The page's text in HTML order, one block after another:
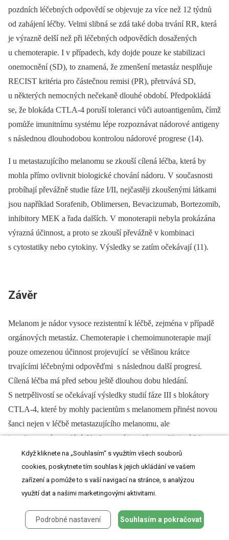
pozdních léčebných odpovědí se objevuje za více než 12 týdnů
od zahájení léčby. Velmi slibná se zdá také doba trvání RR, která
je výrazně delší než při léčebných odpovědích dosažených
u chemoterapie. I v případech, kdy dojde pouze ke stabilizaci
onemocnění (SD), to znamená, že zmenšení metastáz nesplňuje
RECIST kritéria pro částečnou remisi (PR), přetrvává SD,
u některých nemocných nečekaně dlouhé období. Předpokládá
se, že blokáda CTLA-4 poruší toleranci vůči autoantigenům, čímž
pomůže imunitnímu systému lépe rozpoznávat nádorové antigeny
s následnou dlouhodobou kontrolou nádorové progrese (14).
I u metastazujícího melanomu se zkouší cílená léčba, která by
mohla přímo ovlivnit biologické chování nádoru. V současnosti
probíhají převážně studie fáze I/II, nejčastěji zkoušenými látkami
jsou například Sorafenib, Oblimersen, Bevacizumab, Bortezomib,
inhibitory MEK a řada dalších. V monoterapii nebyla prokázána
výrazná účinnost, a proto se zkouší převážně v kombinaci
s cytostatiky nebo cytokiny. Výsledky se zatím očekávají (11).
Závěr
Melanom je nádor vysoce rezistentní k léčbě, zejména v případě
orgánových metastáz. Chemoterapie i chemoimunoterapie mají
pouze omezenou účinnost projevující se většinou krátce
trvajícími léčebnými odpověďmi s následnou další progresí.
Cílená léčba má před sebou ještě dlouhou dobu hledání.
S netrpělivostí se očekávají výsledky studií fáze III s blokátory
CTLA-4, které by mohly pacientům s melanomem přinést novou
šanci nejen v léčbě metastazujícího melanomu, ale
i v adjuvantním podání. Nezbytností je nalézt prediktivní faktory
určující nemocné s vysoce rizikovým melanomem, kteří by mohli
profitovat z adjuvantní léčby IFN alfa a dalšími novými látkami.
Dokud toho nedosáhneme, zůstává stále nejúčinnější léčbou
melanomu včasná diagnóza a včasné chirurgické odstranění.
MUDr. Ivana Krajsová, MBA
Když kliknete na „Souhlasím“ s využitím všech souborů
cookies, poskytnete tím souhlas k jejich ukládání ve vašem
zařízení a pomůže to s vaší navigací na stránce, s analýzou
využití dat a našimi marketingovými aktivitami.
Podrobné nastavení Souhlasím a pokračovat